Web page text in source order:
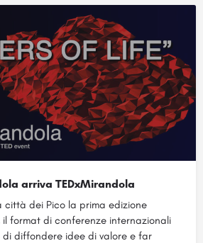
arriva TEDxMirandola
città dei Pico la prima edizione
il format di conferenze internazionali
di diffondere idee di valore e far